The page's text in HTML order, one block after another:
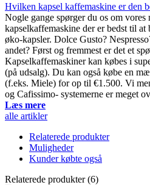
Hvilken kapsel kaffemaskine er den
Nogle gange spørger du os om
kapselkaffemaskine der er bedst til
øko-kapsler. Dolce Gusto?
andet? Først og fremmest er det et
Kapselkaffemaskiner kan købes i
(på udsalg). Du kan også købe en
(f.eks. Miele) for op til €1.500. Vi
og Cafissimo- systemerne er meget
Læs mere
alle artikler
Relaterede produkter
Muligheder
Kunder købte også
Relaterede produkter (6)